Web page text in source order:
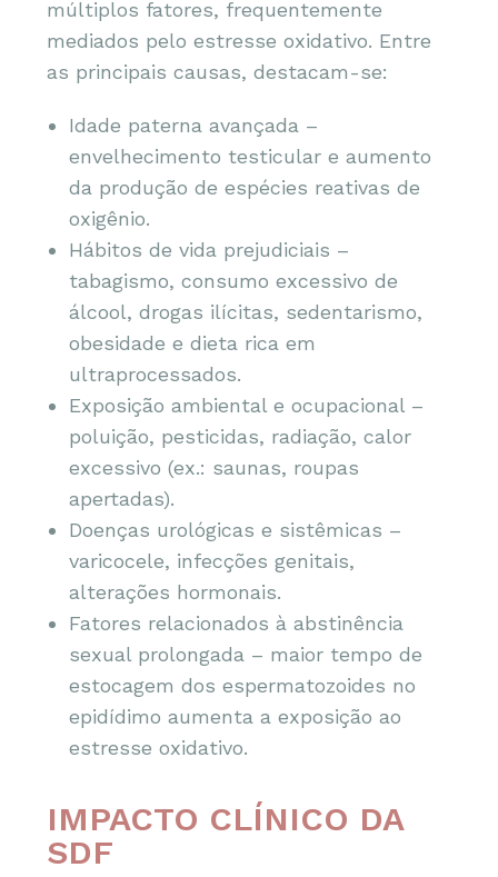
múltiplos fatores, frequentemente
mediados pelo estresse oxidativo. Entre
as principais causas, destacam-se:
Idade paterna avançada –
envelhecimento testicular e aumento
da produção de espécies reativas de
oxigênio.
Hábitos de vida prejudiciais –
tabagismo, consumo excessivo de
álcool, drogas ilícitas, sedentarismo,
obesidade e dieta rica em
ultraprocessados.
Exposição ambiental e ocupacional –
poluição, pesticidas, radiação, calor
excessivo (ex.: saunas, roupas
apertadas).
Doenças urológicas e sistêmicas –
varicocele, infecções genitais,
alterações hormonais.
Fatores relacionados à abstinência
sexual prolongada – maior tempo de
estocagem dos espermatozoides no
epidídimo aumenta a exposição ao
estresse oxidativo.
IMPACTO CLÍNICO DA
SDF